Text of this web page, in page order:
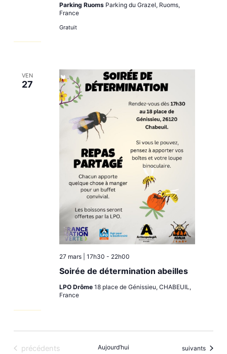
Parking Ruoms Parking du Grazel, Ruoms,
France
Gratuit
VEN
27
Soirée de détermination abeilles
27 mars | 17h30 - 22h00
LPO Drôme 18 place de Génissieu, CHABEUIL,
France
Évènements
précédents Aujourd’hui Évènements
suivants